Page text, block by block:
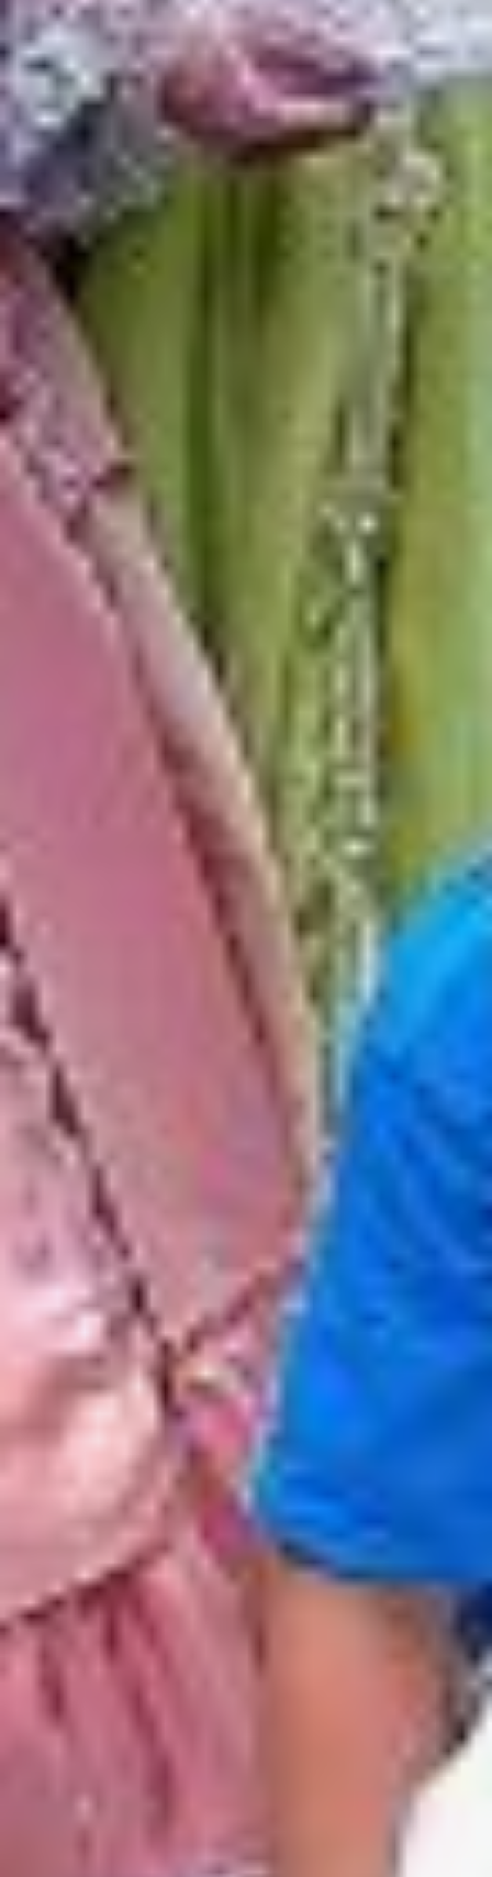
Общаюсь с участниками.
Пятнадцатилетняя Диана
Пасынкова учащаяся
седьмой гимназии,
перешла в девятый класс.
Вместе со своими
сверстниками она
представляла трудовой
отряд Краснофлотского
района:
«У нас все ребята
участвовали в квесте,
никто не сидел в стороне.
Было весело. Игра
активная, всем
понравилась. Одно
из трудных заданий —
плести из веревки бороду
дядьке Черномору, а еще
сложно было
разгадывать кроссворд
с вопросами о Пушкине.
Что мне дал квест? Я
много узнала нового
о поэте, о тех
произведениях, которые
мы не проходили
по школьной программе.
Двенадцатилетний
из Китайской народной
республики. В своем
городе Цицикар он
учится в пятом классе. В
международном
конкурсе «Я тоже люблю
«На конкурс
учительница на уроках
китайского языка